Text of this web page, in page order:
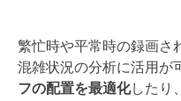
繁忙時や平常時の録画さ
混雑状況の分析に活用が
フの配置を最適化したり、